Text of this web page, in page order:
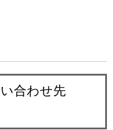
合わせ先